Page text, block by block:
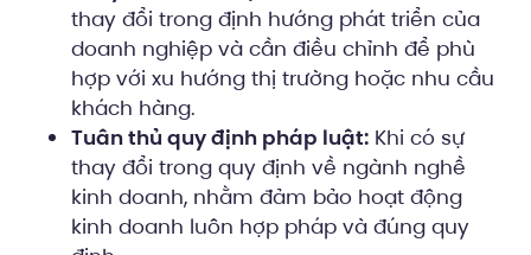
thay đổi trong định hướng phát triển của
doanh nghiệp và cần điều chỉnh để phù
hợp với xu hướng thị trường hoặc nhu cầu
khách hàng.
Tuân thủ quy định pháp luật: Khi có sự
thay đổi trong quy định về ngành nghề
kinh doanh, nhằm đảm bảo hoạt động
kinh doanh luôn hợp pháp và đúng quy